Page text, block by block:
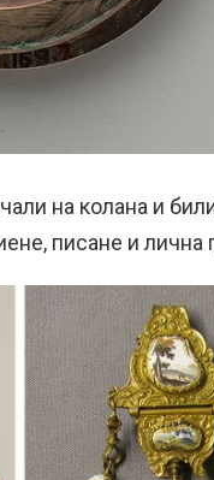
на колана и
писане и лична